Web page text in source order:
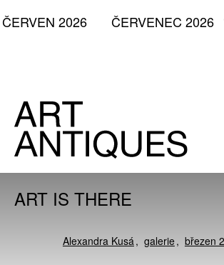
ČERVENEC 2026
ČERVEN 2026
ART IS THERE
Alexandra Kusá galerie březen